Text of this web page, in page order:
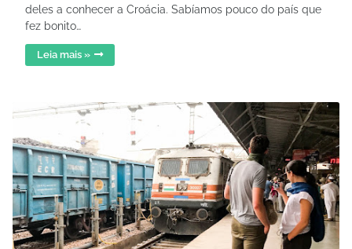
deles a conhecer a Croácia. Sabíamos pouco do país que
fez bonito…
Leia mais »